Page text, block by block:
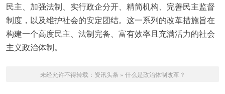
民主、加强法制、实行政企分开、精简机构、完善民主监督
制度，以及维护社会的安定团结。这一系列的改革措施旨在
构建一个高度民主、法制完备、富有效率且充满活力的社会
主义政治体制。
未经允许不得转载： 资讯头条 » 什么是政治体制改革？